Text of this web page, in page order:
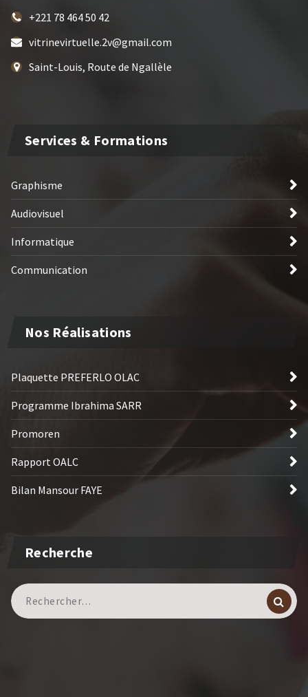
+221 78 464 50 42
vitrinevirtuelle.2v@gmail.com
Saint-Louis, Route de Ngallèle
Services & Formations
Graphisme
Audiovisuel
Informatique
Communication
Nos Réalisations
Plaquette PREFERLO OLAC
Programme Ibrahima SARR
Promoren
Rapport OALC
Bilan Mansour FAYE
Recherche
Recherche
pour :